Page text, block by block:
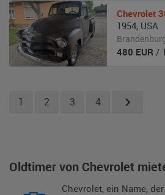
Oldtimer von Chevrolet
Chevrolet, ein Name,
Chevrolet
1954, USA
480 EUR /
1 2 3 4